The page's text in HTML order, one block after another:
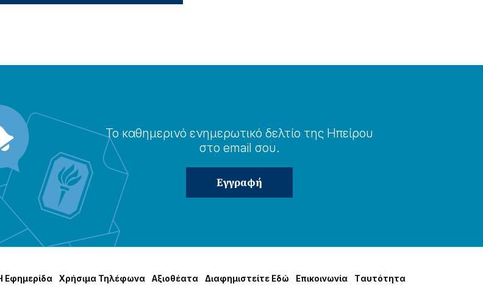
Το καθημερɩνό ενημερωτɩκό δελτίο της Ηπείρου
στο email σου.
Εφημερίδα Χρήσɩμα Τηλέφωνα Αξɩοθέατα Δɩαφημɩστείτε Εδώ Επɩκοɩνωνία Tαυτότητα